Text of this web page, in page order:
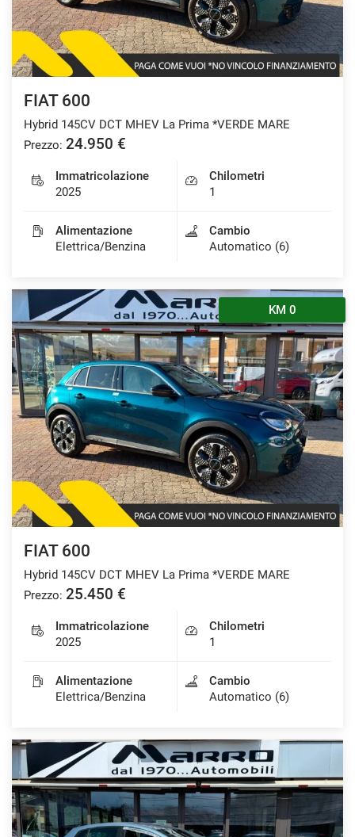
FIAT 600
Hybrid 145CV DCT MHEV La Prima *VERDE MARE
Prezzo: 24.950 €
Immatricolazione
2025
Chilometri
1
Alimentazione
Elettrica/Benzina
Cambio
Automatico (6)
KM 0
FIAT 600
Hybrid 145CV DCT MHEV La Prima *VERDE MARE
Prezzo: 25.450 €
Immatricolazione
2025
Chilometri
1
Alimentazione
Elettrica/Benzina
Cambio
Automatico (6)